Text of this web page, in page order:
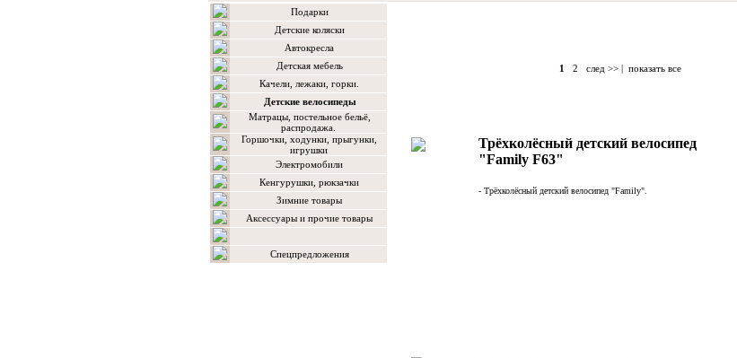
Подарки
Детские коляски
Автокресла
Детская мебель
Качели, лежаки, горки.
Детские велосипеды
Матрацы, постельное бельё,
распродажа.
Горшочки, ходунки, прыгунки,
игрушки
Электромобили
Кенгурушки, рюкзачки
Зимние товары
Аксессуары и прочие товары
Спецпредложения
1 2 след >> | показать все
Трёхколёсный детский велосипед
"Family F63"
- Трёхколёсный детский велосипед "Family".